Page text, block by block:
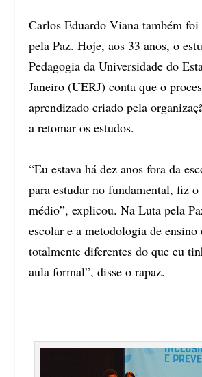
Carlos Eduardo Viana também
pela Paz. Hoje, aos 33 anos, o
Pedagogia da Universidade do
Janeiro (UERJ) conta que o
aprendizado criado pela
a retomar os estudos.
“Eu estava há dez anos fora da
para estudar no fundamental, fiz
médio”, explicou. Na Luta pela
escolar e a metodologia de ensino
totalmente diferentes do que eu
aula formal”, disse o rapaz.